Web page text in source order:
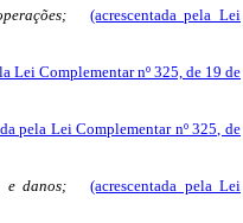
(acrescentada pela Lei
Lei Complementar nº 325, de 19 de
pela Lei Complementar nº 325, de
e danos;
(acrescentada pela Lei